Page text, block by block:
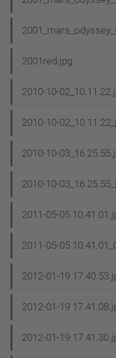
2001red.jpg
2010-10-
2010-10-
2010-10-
2010-10-
2011-05-05
2011-05-05
2012-01-19
2012-01-19
2012-01-19